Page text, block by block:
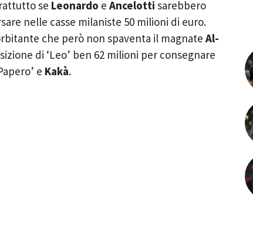
se Leonardo e Ancelotti sarebbero
nelle casse milaniste 50 milioni di euro.
che però non spaventa il magnate Al-
di ‘Leo’ ben 62 milioni per consegnare
e Kakà.